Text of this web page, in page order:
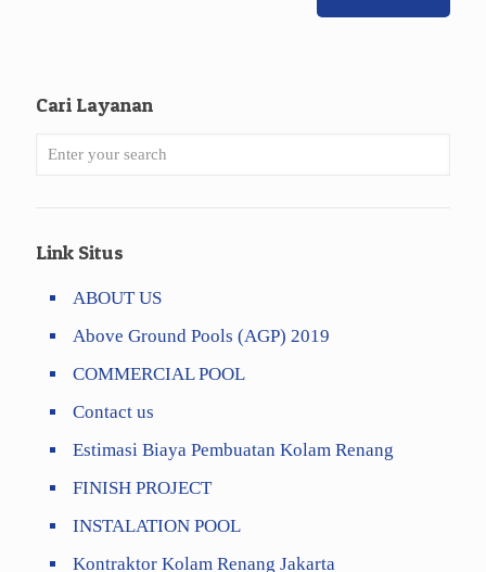
Cari Layanan
Link Situs
ABOUT US
Above Ground Pools (AGP) 2019
COMMERCIAL POOL
Contact us
Estimasi Biaya Pembuatan Kolam Renang
FINISH PROJECT
INSTALATION POOL
Kontraktor Kolam Renang Jakarta